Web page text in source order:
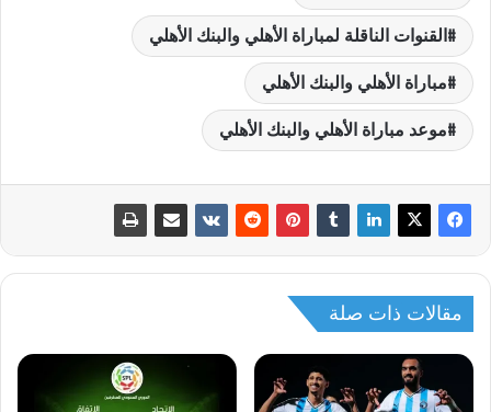
القنوات الناقلة لمباراة الأهلي والبنك الأهلي
مباراة الأهلي والبنك الأهلي
موعد مباراة الأهلي والبنك الأهلي
مقالات ذات صلة